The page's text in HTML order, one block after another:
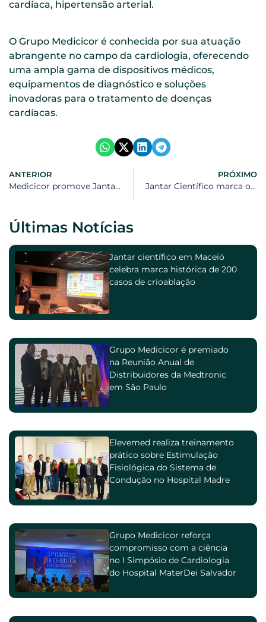
cardíaca, hipertensão arterial.
O Grupo Medicicor é conhecida por sua atuação
abrangente no campo da cardiologia, oferecendo
uma ampla gama de dispositivos médicos,
equipamentos de diagnóstico e soluções
inovadoras para o tratamento de doenças
cardíacas.
ANTERIOR
Medicicor promove Jantar Científico para apresentar opções de tratamento para a dor crônica com foco na Neuromodulação
PRÓXIMO
Jantar Científico marca o lançamento do OLIF51 da Medtronic em Salvador
Últimas Notícias
Jantar científico em Maceió
celebra marca histórica de 200
casos de crioablação
Grupo Medicicor é premiado
na Reunião Anual de
Distribuidores da Medtronic
em São Paulo
Elevemed realiza treinamento
prático sobre Estimulação
Fisiológica do Sistema de
Condução no Hospital Madre
Grupo Medicicor reforça
compromisso com a ciência
no I Simpósio de Cardiologia
do Hospital MaterDei Salvador